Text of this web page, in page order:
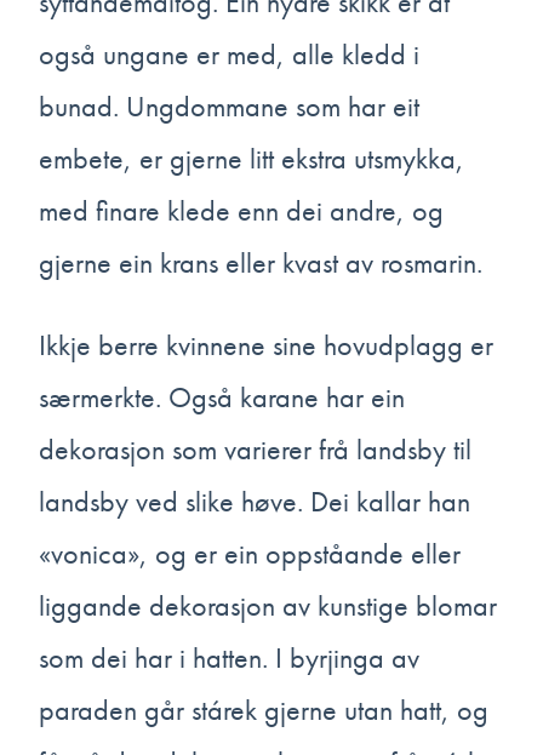
også ungane er med, alle kledd i
bunad. Ungdommane som har eit
embete, er gjerne litt ekstra utsmykka,
med finare klede enn dei andre, og
gjerne ein krans eller kvast av rosmarin.
Ikkje berre kvinnene sine hovudplagg er
særmerkte. Også karane har ein
dekorasjon som varierer frå landsby til
landsby ved slike høve. Dei kallar han
«vonica», og er ein oppståande eller
liggande dekorasjon av kunstige blomar
som dei har i hatten. I byrjinga av
paraden går stárek gjerne utan hatt, og
Einskilde
musikkgrupper
rekonstruerte
bunader som
bygger på
omfattande
samlingar.